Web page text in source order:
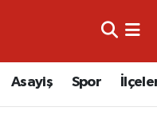
Asayiş Spor